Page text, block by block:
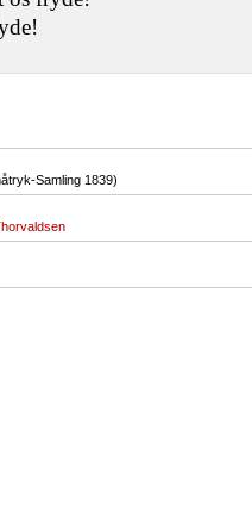
Samling 1839)